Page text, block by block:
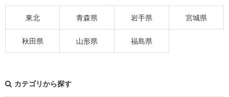
東北 青森県 岩手県 宮城県
秋田県 山形県 福島県
カテゴリから探す